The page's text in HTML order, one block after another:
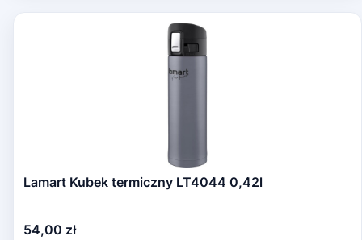
Lamart Kubek termiczny LT4044 0,42l
Cena
54,00 zł